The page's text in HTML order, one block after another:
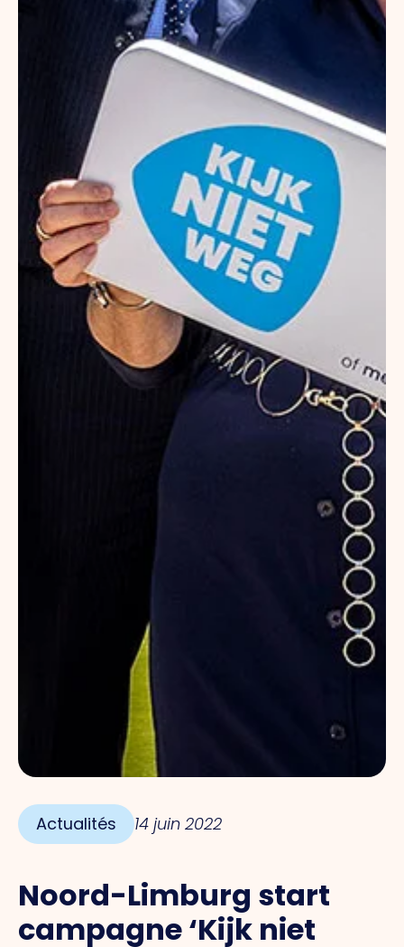
Actualités 14 juin 2022
Noord-Limburg start
campagne ‘Kijk niet